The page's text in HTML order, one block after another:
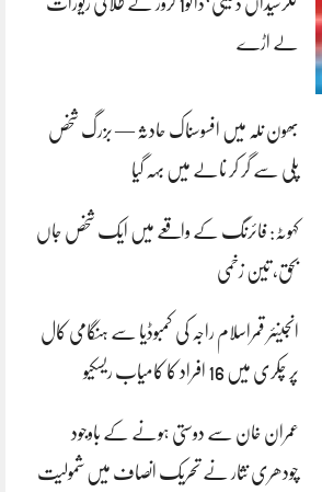
لے اڑے
بھون نلہ میں افسوسناک حادثہ — بزرگ شخص
پلی سے گر کر نالے میں بہہ گیا
کہوٹہ: فائرنگ کے واقعے میں ایک شخص جاں
بحق، تین زخمی
انجینئر قمراسلام راجہ کی کمبوڈیا سے ہنگامی کال
پر چکری میں 16 افراد کا کامیاب ریسکیو
عمران خان سے دوستی ہونے کے باوجود
چودھری نثار نے تحریک انصاف میں شمولیت